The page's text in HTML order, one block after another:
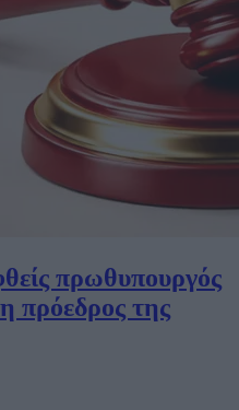
πρωθυπουργός
πρόεδρος της